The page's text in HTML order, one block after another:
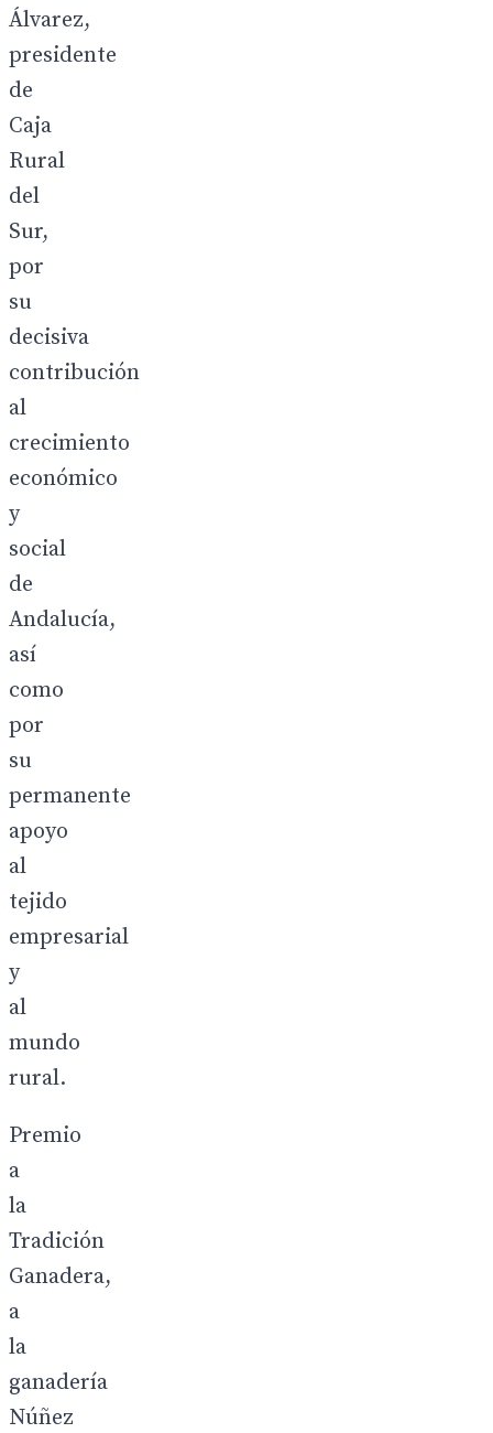
Álvarez,
presidente
de
Caja
Rural
del
Sur,
por
su
decisiva
contribución
al
crecimiento
económico
y
social
de
Andalucía,
así
como
por
su
permanente
apoyo
al
tejido
empresarial
y
al
mundo
rural.
Premio
a
la
Tradición
Ganadera,
a
la
ganadería
Núñez